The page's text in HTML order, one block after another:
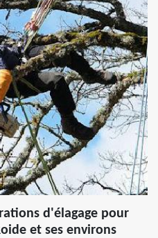
d'élagage pour
et ses environs